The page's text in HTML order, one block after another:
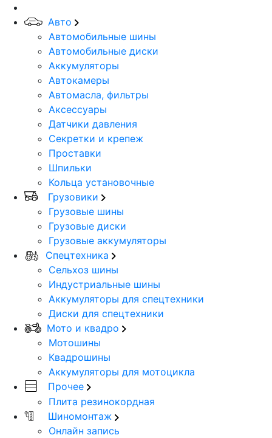
Авто
Автомобильные шины
Автомобильные диски
Аккумуляторы
Автокамеры
Автомасла, фильтры
Аксессуары
Датчики давления
Секретки и крепеж
Проставки
Шпильки
Кольца установочные
Грузовики
Грузовые шины
Грузовые диски
Грузовые аккумуляторы
Спецтехника
Сельхоз шины
Индустриальные шины
Аккумуляторы для спецтехники
Диски для спецтехники
Мото и квадро
Мотошины
Квадрошины
Аккумуляторы для мотоцикла
Прочее
Плита резинокордная
Шиномонтаж
Онлайн запись